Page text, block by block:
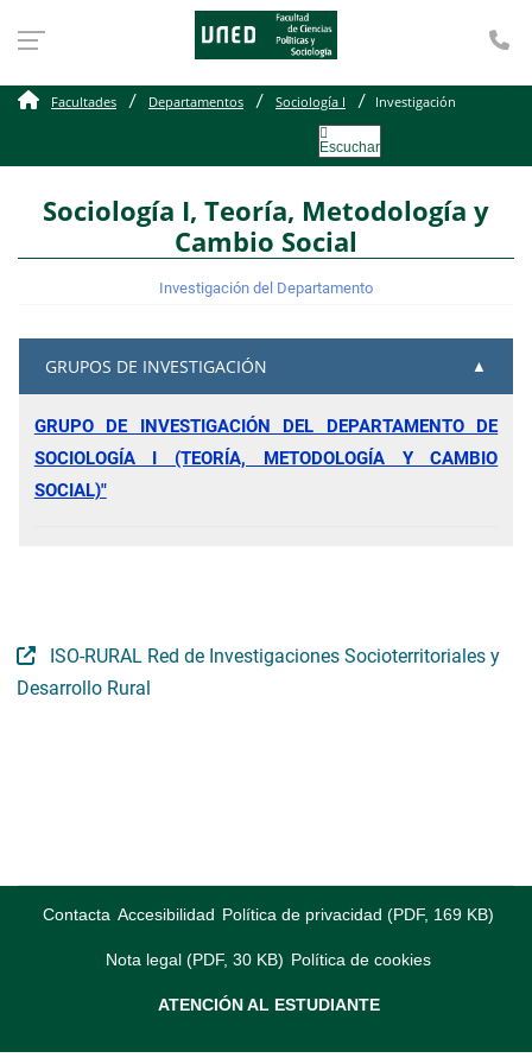
Investigación del
Facultades Departamentos Sociología I Investigación
Escuchar
Sociología I, Teoría, Metodología y
Cambio Social
Investigación del Departamento
GRUPOS DE INVESTIGACIÓN
GRUPO DE INVESTIGACIÓN DEL DEPARTAMENTO DE
SOCIOLOGÍA I (TEORÍA, METODOLOGÍA Y CAMBIO
SOCIAL)"
ISO-RURAL Red de Investigaciones Socioterritoriales y
Desarrollo Rural
Contacta Accesibilidad Política de privacidad (PDF, 169 KB)
Nota legal (PDF, 30 KB) Política de cookies
ATENCIÓN AL ESTUDIANTE